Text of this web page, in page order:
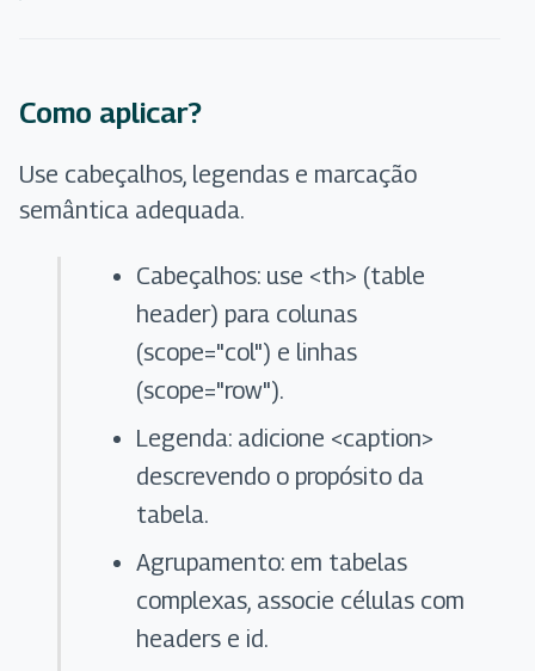
Como aplicar?
Use cabeçalhos, legendas e marcação
semântica adequada.
Cabeçalhos: use <th> (table
header) para colunas
(scope="col") e linhas
(scope="row").
Legenda: adicione <caption>
descrevendo o propósito da
tabela.
Agrupamento: em tabelas
complexas, associe células com
headers e id.